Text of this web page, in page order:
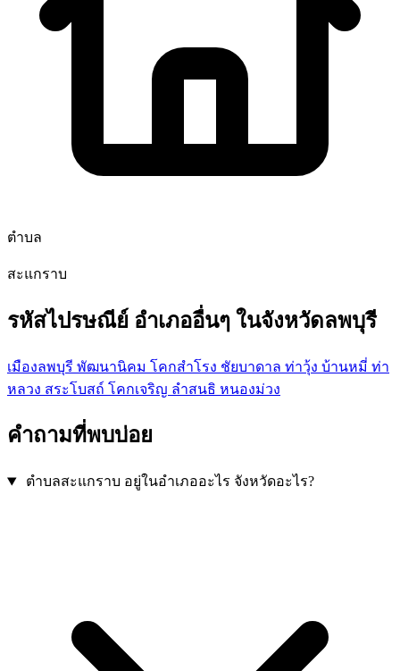
ตำบล
สะแกราบ
รหัสไปรษณีย์ อำเภออื่นๆ ในจังหวัดลพบุรี
เมืองลพบุรี พัฒนานิคม โคกสำโรง ชัยบาดาล ท่าวุ้ง บ้านหมี่ ท่า
หลวง สระโบสถ์ โคกเจริญ ลำสนธิ หนองม่วง
คำถามที่พบบ่อย
ตำบลสะแกราบ อยู่ในอำเภออะไร จังหวัดอะไร?